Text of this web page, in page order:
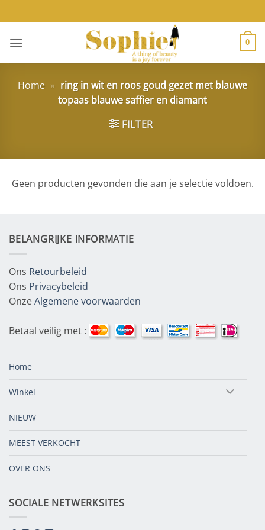
naar
inhoud
0
Home » ring in wit en roos goud gezet met blauwe
topaas blauwe saffier en diamant
FILTER
Geen producten gevonden die aan je selectie voldoen.
BELANGRIJKE INFORMATIE
Ons Retourbeleid
Ons Privacybeleid
OnzeAlgemene voorwaarden
Betaal veilig met :
Home
Winkel
NIEUW
MEEST VERKOCHT
OVER ONS
SOCIALE NETWERKSITES